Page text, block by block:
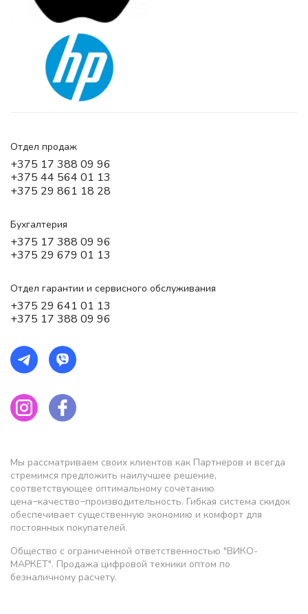
Отдел продаж
+375 17 388 09 96
+375 44 564 01 13
+375 29 861 18 28
Бухгалтерия
+375 17 388 09 96
+375 29 679 01 13
Отдел гарантии и сервисного обслуживания
+375 29 641 01 13
+375 17 388 09 96
Мы рассматриваем своих клиентов как Партнеров и всегда
стремимся предложить наилучшее решение,
соответствующее оптимальному сочетанию
цена−качество−производительность. Гибкая система скидок
обеспечивает существенную экономию и комфорт для
постоянных покупателей.
Общество с ограниченной ответственностью "ВИКО-
МАРКЕТ". Продажа цифровой техники оптом по
безналичному расчету.